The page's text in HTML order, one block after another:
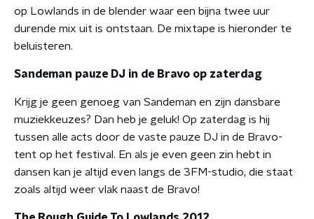
op Lowlands in de blender waar een bijna twee uur
durende mix uit is ontstaan. De mixtape is hieronder te
beluisteren.
Sandeman pauze DJ in de Bravo op zaterdag
Krijg je geen genoeg van Sandeman en zijn dansbare
muziekkeuzes? Dan heb je geluk! Op zaterdag is hij
tussen alle acts door de vaste pauze DJ in de Bravo-
tent op het festival. En als je even geen zin hebt in
dansen kan je altijd even langs de 3FM-studio, die staat
zoals altijd weer vlak naast de Bravo!